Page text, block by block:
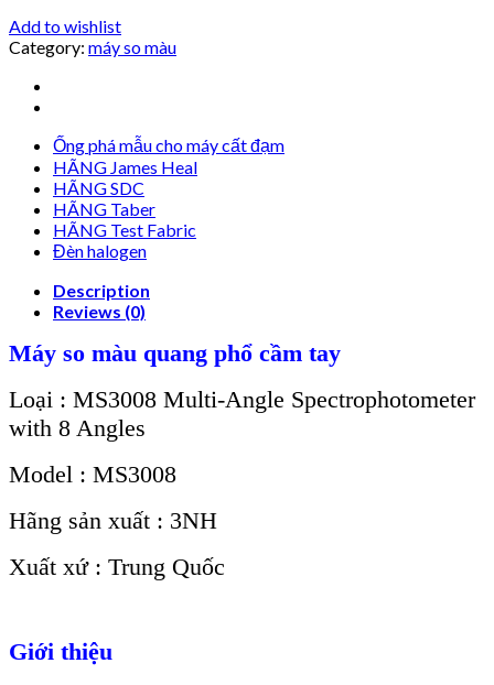
Add to wishlist
Category: máy so màu
Ống phá mẫu cho máy cất đạm
HÃNG James Heal
HÃNG SDC
HÃNG Taber
HÃNG Test Fabric
Đèn halogen
Description
Reviews (0)
Máy so màu quang phổ cầm tay
Loại : MS3008 Multi-Angle Spectrophotometer
with 8 Angles
Model : MS3008
Hãng sản xuất : 3NH
Xuất xứ : Trung Quốc
Giới thiệu